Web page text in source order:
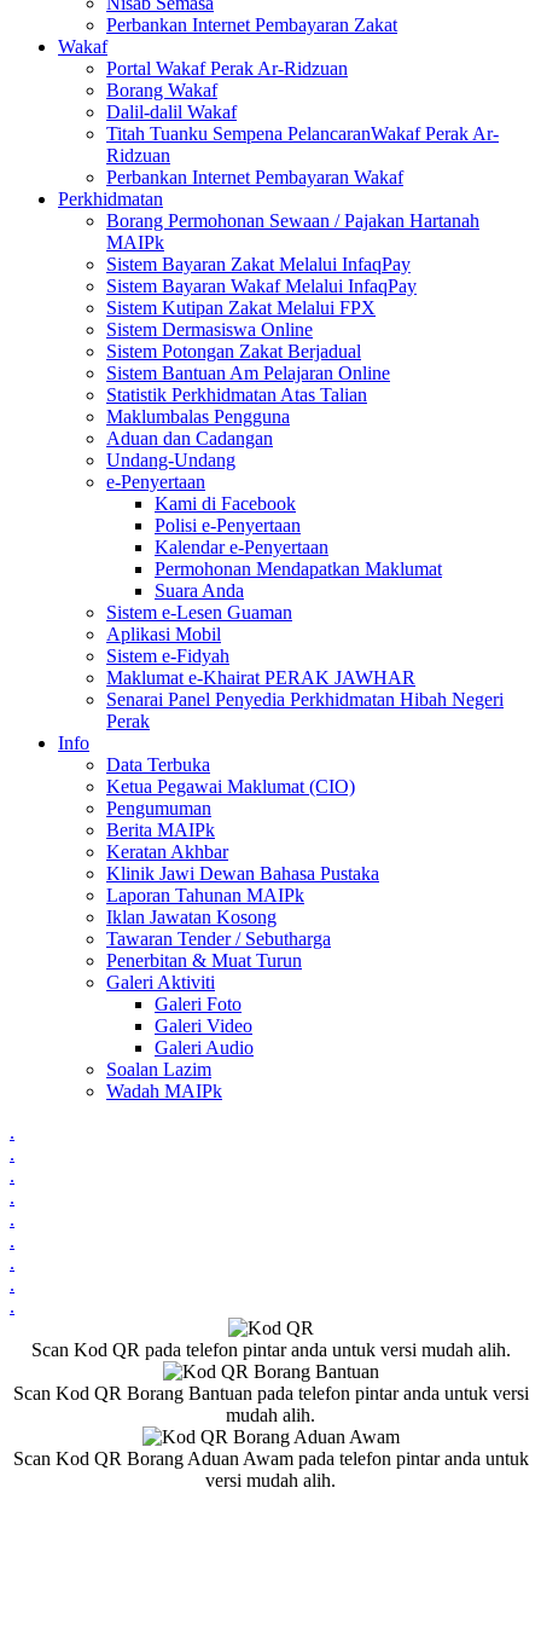
Perbankan Internet Pembayaran Zakat
Wakaf
Portal Wakaf Perak Ar-Ridzuan
Borang Wakaf
Dalil-dalil Wakaf
Titah Tuanku Sempena PelancaranWakaf Perak Ar-
Ridzuan
Perbankan Internet Pembayaran Wakaf
Perkhidmatan
Borang Permohonan Sewaan / Pajakan Hartanah
MAIPk
Sistem Bayaran Zakat Melalui InfaqPay
Sistem Bayaran Wakaf Melalui InfaqPay
Sistem Kutipan Zakat Melalui FPX
Sistem Dermasiswa Online
Sistem Potongan Zakat Berjadual
Sistem Bantuan Am Pelajaran Online
Statistik Perkhidmatan Atas Talian
Maklumbalas Pengguna
Aduan dan Cadangan
Undang-Undang
e-Penyertaan
Kami di Facebook
Polisi e-Penyertaan
Kalendar e-Penyertaan
Permohonan Mendapatkan Maklumat
Suara Anda
Sistem e-Lesen Guaman
Aplikasi Mobil
Sistem e-Fidyah
Maklumat e-Khairat PERAK JAWHAR
Senarai Panel Penyedia Perkhidmatan Hibah Negeri
Perak
Info
Data Terbuka
Ketua Pegawai Maklumat (CIO)
Pengumuman
Berita MAIPk
Keratan Akhbar
Klinik Jawi Dewan Bahasa Pustaka
Laporan Tahunan MAIPk
Iklan Jawatan Kosong
Tawaran Tender / Sebutharga
Penerbitan & Muat Turun
Galeri Aktiviti
Galeri Foto
Galeri Video
Galeri Audio
Soalan Lazim
Wadah MAIPk
.
.
.
.
.
.
.
.
.
Scan Kod QR pada telefon pintar anda untuk versi mudah alih.
Scan Kod QR Borang Bantuan pada telefon pintar anda untuk versi
mudah alih.
Scan Kod QR Borang Aduan Awam pada telefon pintar anda untuk
versi mudah alih.